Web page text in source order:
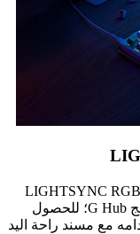
يمنحك شريط الإضاءة الأمامي المزود بتقنية LIGHTSYNC RGB
حيوية لا تُضاهى، قابلة للضبط باستخدام برنامج G Hub؛ للحصول
مع مسند راحة اليد